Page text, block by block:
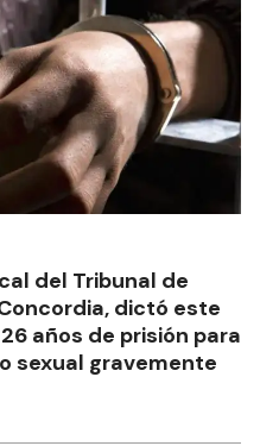
del Tribunal de
dictó este
años de prisión para
sexual gravemente